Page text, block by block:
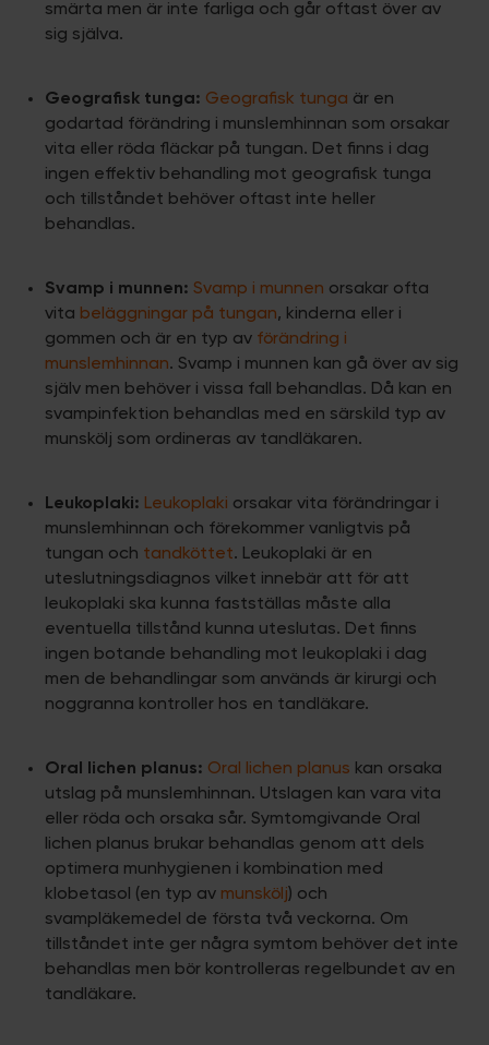
smärta men är inte farliga och går oftast över av
sig själva.
Geografisk tunga: Geografisk tunga är en
godartad förändring i munslemhinnan som orsakar
vita eller röda fläckar på tungan. Det finns i dag
ingen effektiv behandling mot geografisk tunga
och tillståndet behöver oftast inte heller
behandlas.
Svamp i munnen: Svamp i munnen orsakar ofta
vita beläggningar på tungan, kinderna eller i
gommen och är en typ av förändring i
munslemhinnan. Svamp i munnen kan gå över av sig
själv men behöver i vissa fall behandlas. Då kan en
svampinfektion behandlas med en särskild typ av
munskölj som ordineras av tandläkaren.
Leukoplaki: Leukoplaki orsakar vita förändringar i
munslemhinnan och förekommer vanligtvis på
tungan och tandköttet. Leukoplaki är en
uteslutningsdiagnos vilket innebär att för att
leukoplaki ska kunna fastställas måste alla
eventuella tillstånd kunna uteslutas. Det finns
ingen botande behandling mot leukoplaki i dag
men de behandlingar som används är kirurgi och
noggranna kontroller hos en tandläkare.
Oral lichen planus: Oral lichen planus kan orsaka
utslag på munslemhinnan. Utslagen kan vara vita
eller röda och orsaka sår. Symtomgivande Oral
lichen planus brukar behandlas genom att dels
optimera munhygienen i kombination med
klobetasol (en typ av munskölj) och
svampläkemedel de första två veckorna. Om
tillståndet inte ger några symtom behöver det inte
behandlas men bör kontrolleras regelbundet av en
tandläkare.